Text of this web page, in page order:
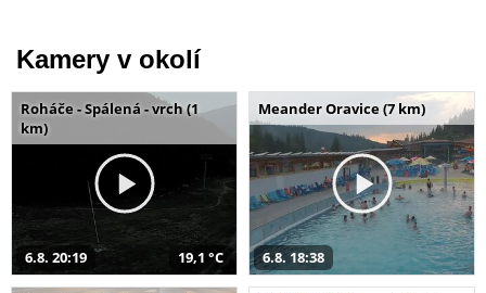
Kamery v okolí
Roháče - Spálená - vrch (1
km)
6.8. 20:19 19,1 °C
Meander Oravice (7 km)
6.8. 18:38